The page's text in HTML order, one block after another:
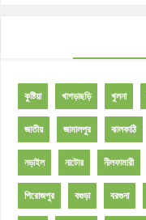
কুষ্টিয়া খাগড়াছড়ি খুলনা
জাতীয় জামালপুর ঝালকাঠি
নড়াইল নাটোর নীলফামারী
পিরোজপুর বগুড়া বরগুনা